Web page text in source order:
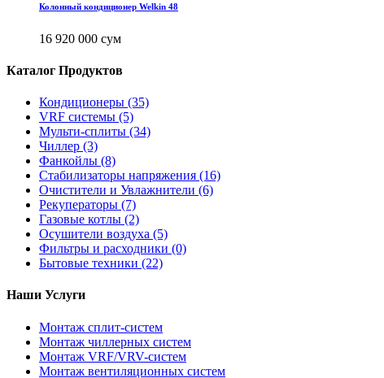
Колонный кондиционер Welkin 48
16 920 000 сум
Каталог Продуктов
Кондиционеры (35)
VRF системы (5)
Мульти-сплиты (34)
Чиллер (3)
Фанкойлы (8)
Стабилизаторы напряжения (16)
Очистители и Увлажнители (6)
Рекуператоры (7)
Газовые котлы (2)
Осушители воздуха (5)
Фильтры и расходники (0)
Бытовые техники (22)
Наши Услуги
Монтаж сплит-систем
Монтаж чиллерных систем
Монтаж VRF/VRV-систем
Монтаж вентиляционных систем